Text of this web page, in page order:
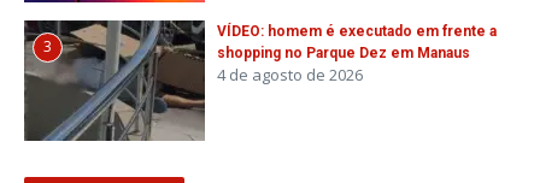
3
VÍDEO: homem é executado em frente a
shopping no Parque Dez em Manaus
4 de agosto de 2026